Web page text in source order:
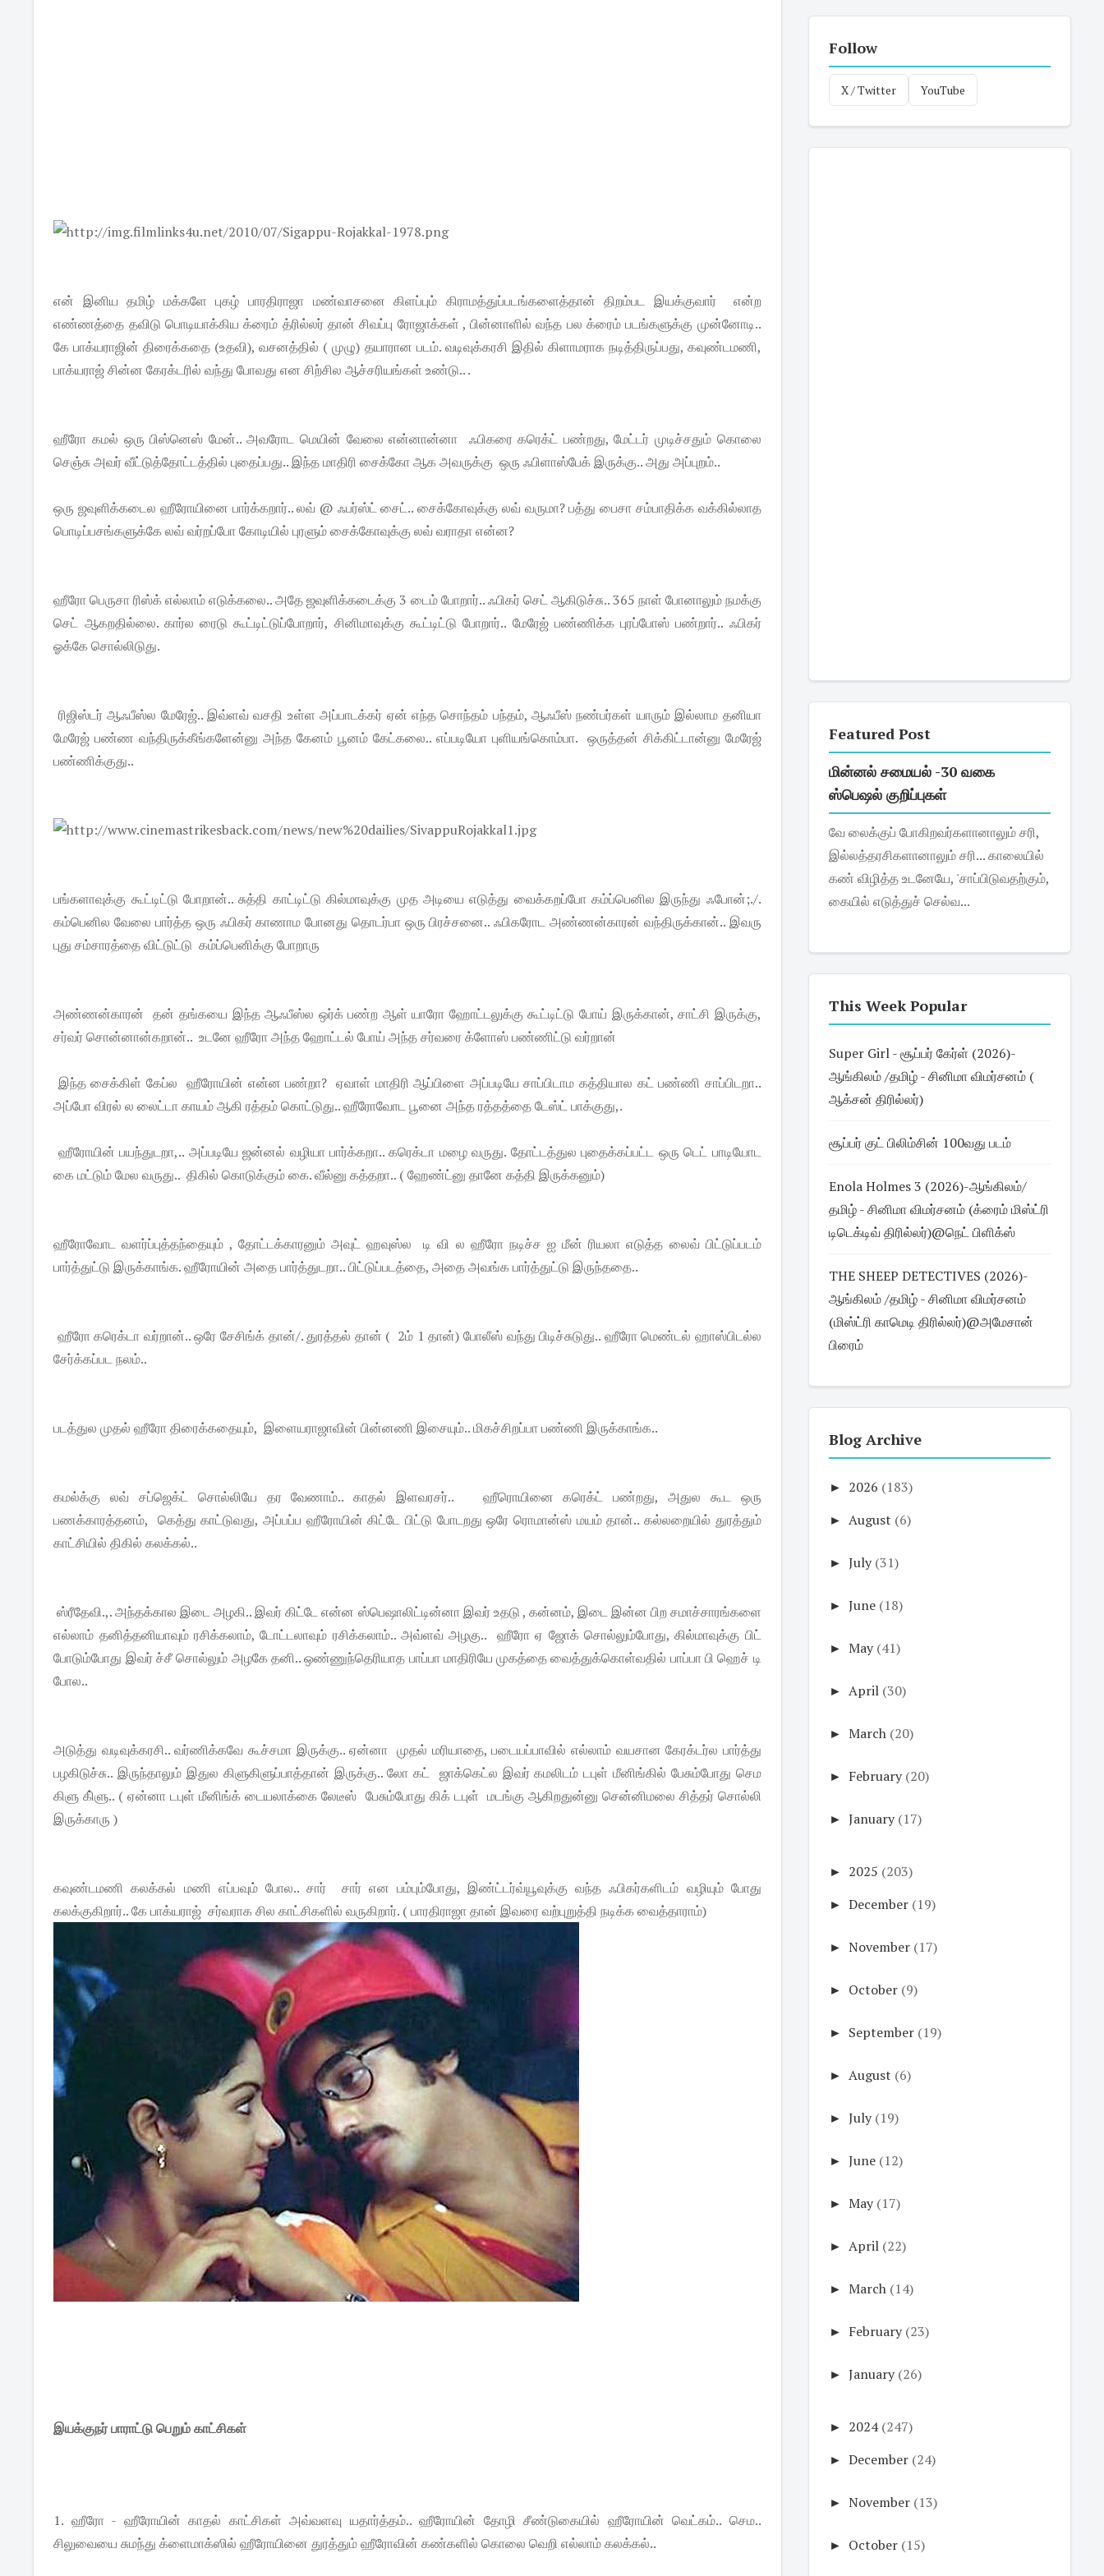
என் இனிய தமிழ் மக்களே புகழ் பாரதிராஜா மண்வாசனை கிளப்பும் கிராமத்துப்படங்களைத்தான் திறம்பட இயக்குவார் என்ற
எண்ணத்தை தவிடு பொடியாக்கிய க்ரைம் த்ரில்லர் தான் சிவப்பு ரோஜாக்கள் , பின்னாளில் வந்த பல க்ரைம் படங்களுக்கு முன்னோடி..
கே பாக்யராஜின் திரைக்கதை (உதவி), வசனத்தில் ( முழு) தயாரான படம். வடிவுக்கரசி இதில் கிளாமராக நடித்திருப்பது, கவுண்டமணி,
பாக்யராஜ் சின்ன கேரக்டரில் வந்து போவது என சிற்சில ஆச்சரியங்கள் உண்டு.. .
ஹீரோ கமல் ஒரு பிஸ்னெஸ் மேன்.. அவரோட மெயின் வேலை என்னான்னா ஃபிகரை கரெக்ட் பண்றது, மேட்டர் முடிச்சதும் கொலை
செஞ்சு அவர் வீட்டுத்தோட்டத்தில் புதைப்பது.. இந்த மாதிரி சைக்கோ ஆக அவருக்கு ஒரு ஃபிளாஸ்பேக் இருக்கு.. அது அப்புறம்..
ஒரு ஜவுளிக்கடைல ஹீரோயினை பார்க்கறார்.. லவ் @ ஃபர்ஸ்ட் சைட்.. சைக்கோவுக்கு லவ் வருமா? பத்து பைசா சம்பாதிக்க வக்கில்லாத
பொடிப்பசங்களுக்கே லவ் வர்றப்போ கோடியில் புரளும் சைக்கோவுக்கு லவ் வராதா என்ன?
ஹீரோ பெருசா ரிஸ்க் எல்லாம் எடுக்கலை.. அதே ஜவுளிக்கடைக்கு 3 டைம் போறார்.. ஃபிகர் செட் ஆகிடுச்சு.. 365 நாள் போனாலும் நமக்கு
செட் ஆகறதில்லை. கார்ல ரைடு கூட்டிட்டுப்போறார், சினிமாவுக்கு கூட்டிட்டு போறார்.. மேரேஜ் பண்ணிக்க புரப்போஸ் பண்றார்.. ஃபிகர்
ஓக்கே சொல்லிடுது.
ரிஜிஸ்டர் ஆஃபீஸ்ல மேரேஜ்.. இவ்ளவ் வசதி உள்ள அப்பாடக்கர் ஏன் எந்த சொந்தம் பந்தம், ஆஃபீஸ் நண்பர்கள் யாரும் இல்லாம தனியா
மேரேஜ் பண்ண வந்திருக்கீங்களேன்னு அந்த கேனம் பூனம் கேட்கலை.. எப்படியோ புளியங்கொம்பா. ஒருத்தன் சிக்கிட்டான்னு மேரேஜ்
பண்ணிக்குது..
பங்களாவுக்கு கூட்டிட்டு போறான்.. சுத்தி காட்டிட்டு கில்மாவுக்கு முத அடியை எடுத்து வைக்கறப்போ கம்ப்பெனில இருந்து ஃபோன்;./.
கம்பெனில வேலை பார்த்த ஒரு ஃபிகர் காணாம போனது தொடர்பா ஒரு பிரச்சனை.. ஃபிகரோட அண்ணன்காரன் வந்திருக்கான்.. இவரு
புது சம்சாரத்தை விட்டுட்டு கம்ப்பெனிக்கு போறாரு
அண்ணன்காரன் தன் தங்கயை இந்த ஆஃபீஸ்ல ஒர்க் பண்ற ஆள் யாரோ ஹோட்டலுக்கு கூட்டிட்டு போய் இருக்கான், சாட்சி இருக்கு,
சர்வர் சொன்னான்கறான்.. உடனே ஹீரோ அந்த ஹோட்டல் போய் அந்த சர்வரை க்ளோஸ் பண்ணிட்டு வர்றான்
இந்த சைக்கிள் கேப்ல ஹீரோயின் என்ன பண்றா? ஏவாள் மாதிரி ஆப்பிளை அப்படியே சாப்பிடாம கத்தியால கட் பண்ணி சாப்பிடறா..
அப்போ விரல் ல லைட்டா காயம் ஆகி ரத்தம் கொட்டுது.. ஹீரோவோட பூனை அந்த ரத்தத்தை டேஸ்ட் பாக்குது,.
ஹீரோயின் பயந்துடறா,.. அப்படியே ஜன்னல் வழியா பார்க்கறா.. கரெக்டா மழை வருது. தோட்டத்துல புதைக்கப்பட்ட ஒரு டெட் பாடியோட
கை மட்டும் மேல வருது.. திகில் கொடுக்கும் கை. வீல்னு கத்தறா.. ( ஹேண்ட்னு தானே கத்தி இருக்கனும்)
ஹீரோவோட வளர்ப்புத்தந்தையும் , தோட்டக்காரனும் அவுட் ஹவுஸ்ல டி வி ல ஹீரோ நடிச்ச ஐ மீன் ரியலா எடுத்த லைவ் பிட்டுப்படம்
பார்த்துட்டு இருக்காங்க. ஹீரோயின் அதை பார்த்துடறா.. பிட்டுப்படத்தை, அதை அவங்க பார்த்துட்டு இருந்ததை..
ஹீரோ கரெக்டா வர்றான்.. ஒரே சேசிங்க் தான்/. துரத்தல் தான் ( 2ம் 1 தான்) போலீஸ் வந்து பிடிச்சுடுது.. ஹீரோ மெண்டல் ஹாஸ்பிடல்ல
சேர்க்கப்பட நலம்..
படத்துல முதல் ஹீரோ திரைக்கதையும், இளையராஜாவின் பின்னணி இசையும்.. மிகச்சிறப்பா பண்ணி இருக்காங்க..
கமல்க்கு லவ் சப்ஜெக்ட் சொல்லியே தர வேணாம்.. காதல் இளவரசர்.. ஹீரொயினை கரெக்ட் பண்றது, அதுல கூட ஒரு
பணக்காரத்தனம், கெத்து காட்டுவது, அப்பப்ப ஹீரோயின் கிட்டே பிட்டு போடறது ஒரே ரொமான்ஸ் மயம் தான்.. கல்லறையில் துரத்தும்
காட்சியில் திகில் கலக்கல்..
ஸ்ரீதேவி.,. அந்தக்கால இடை அழகி.. இவர் கிட்டே என்ன ஸ்பெஷாலிட்டின்னா இவர் உதடு , கன்னம், இடை இன்ன பிற சமாச்சாரங்களை
எல்லாம் தனித்தனியாவும் ரசிக்கலாம், டோட்டலாவும் ரசிக்கலாம்.. அவ்ளவ் அழகு.. ஹீரோ ஏ ஜோக் சொல்லும்போது, கில்மாவுக்கு பிட்
போடும்போது இவர் ச்சீ சொல்லும் அழகே தனி.. ஒண்ணுந்தெரியாத பாப்பா மாதிரியே முகத்தை வைத்துக்கொள்வதில் பாப்பா பி ஹெச் டி
போல..
அடுத்து வடிவுக்கரசி.. வர்ணிக்கவே கூச்சமா இருக்கு.. ஏன்னா முதல் மரியாதை, படையப்பாவில் எல்லாம் வயசான கேரக்டர்ல பார்த்து
பழகிடுச்சு.. இருந்தாலும் இதுல கிளுகிளுப்பாத்தான் இருக்கு.. லோ கட் ஜாக்கெட்ல இவர் கமலிடம் டபுள் மீனிங்கில் பேசும்போது செம
கிளு கி்ளு.. ( ஏன்னா டபுள் மீனிங்க் டையலாக்கை லேடீஸ் பேசும்போது கிக் டபுள் மடங்கு ஆகிறதுன்னு சென்னிமலை சித்தர் சொல்லி
இருக்காரு )
கவுண்டமணி கலக்கல் மணி எப்பவும் போல.. சார் சார் என பம்பும்போது, இண்ட்டர்வ்யூவுக்கு வந்த ஃபிகர்களிடம் வழியும் போது
கலக்குகிறார்.. கே பாக்யராஜ் சர்வராக சில காட்சிகளில் வருகிறார். ( பாரதிராஜா தான் இவரை வற்புறுத்தி நடிக்க வைத்தாராம்)
இயக்குநர் பாராட்டு பெறும் காட்சிகள்
1. ஹீரோ - ஹீரோயின் காதல் காட்சிகள் அவ்வளவு யதார்த்தம்.. ஹீரோயின் தோழி சீண்டுகையில் ஹீரோயின் வெட்கம்.. செம..
சிலுவையை சுமந்து க்ளைமாக்ஸில் ஹீரோயினை துரத்தும் ஹீரோவின் கண்களில் கொலை வெறி எல்லாம் கலக்கல்..
Follow
X / Twitter YouTube
Featured Post
மின்னல் சமையல் -30 வகை
ஸ்பெஷல் குறிப்புகள்
வே லைக்குப் போகிறவர்களானாலும் சரி,
இல்லத்தரசிகளானாலும் சரி... காலையில்
கண் விழித்த உடனேயே, 'சாப்பிடுவதற்கும்,
கையில் எடுத்துச் செல்வ...
This Week Popular
Super Girl - சூப்பர் கேர்ள் (2026)-
ஆங்கிலம் /தமிழ் - சினிமா விமர்சனம் (
ஆக்சன் திரில்லர்)
சூப்பர் குட் பிலிம்சின் 100வது படம்
Enola Holmes 3 (2026)-ஆங்கிலம்/
தமிழ் - சினிமா விமர்சனம் (க்ரைம் மிஸ்ட்ரி
டிடெக்டிவ் திரில்லர்)@நெட் பிளிக்ஸ்
THE SHEEP DETECTIVES (2026)-
ஆங்கிலம் /தமிழ் - சினிமா விமர்சனம்
(மிஸ்ட்ரி காமெடி திரில்லர்)@அமேசான்
பிரைம்
Blog Archive
► 2026 (183)
► August (6)
► July (31)
► June (18)
► May (41)
► April (30)
► March (20)
► February (20)
► January (17)
► 2025 (203)
► December (19)
► November (17)
► October (9)
► September (19)
► August (6)
► July (19)
► June (12)
► May (17)
► April (22)
► March (14)
► February (23)
► January (26)
► 2024 (247)
► December (24)
► November (13)
► October (15)